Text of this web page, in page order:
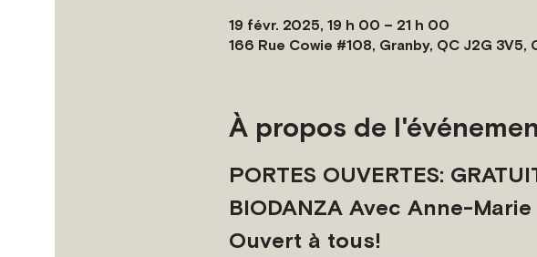
19 févr. 2025, 19 h 00 – 21 h 00
166 Rue Cowie #108, Granby, QC J2G 3V5,
À propos de
PORTES OUVERTES:
BIODANZA Avec Anne-
Ouvert à tous!